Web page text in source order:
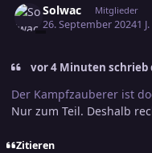
Solwac Mitglieder
26. September 20241 J.
vor 4 Minuten schrieb
Der Kampfzauberer ist
Nur zum Teil. Deshalb
Zitieren